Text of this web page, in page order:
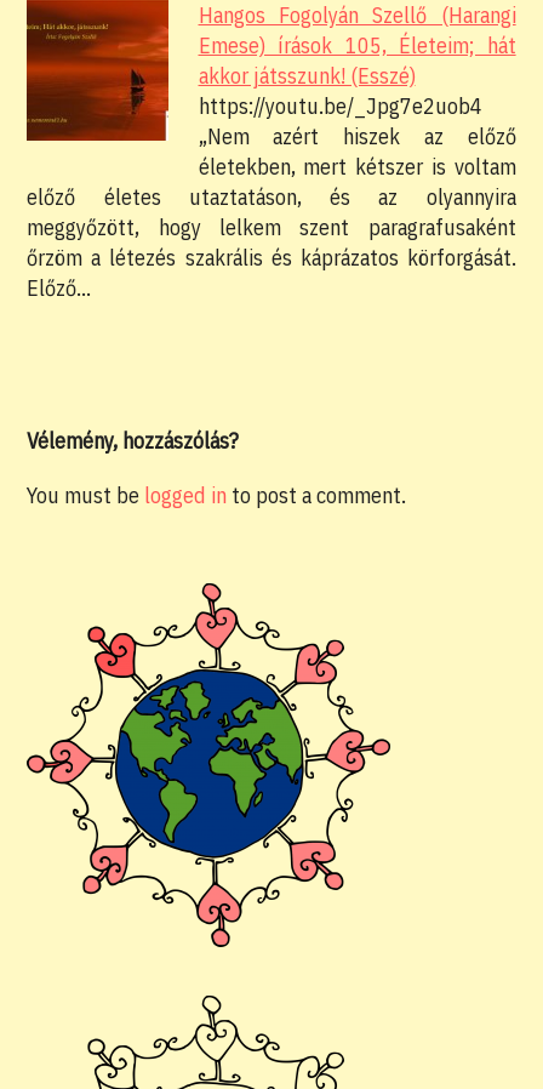
Hangos Fogolyán Szellő (Harangi
Emese) írások 105, Életeim; hát
akkor játsszunk! (Esszé)
https://youtu.be/_Jpg7e2uob4
„Nem azért hiszek az előző
életekben, mert kétszer is voltam
előző életes utaztatáson, és az olyannyira
meggyőzött, hogy lelkem szent paragrafusaként
őrzöm a létezés szakrális és káprázatos körforgását.
Előző…
Vélemény, hozzászólás?
You must be logged in to post a comment.